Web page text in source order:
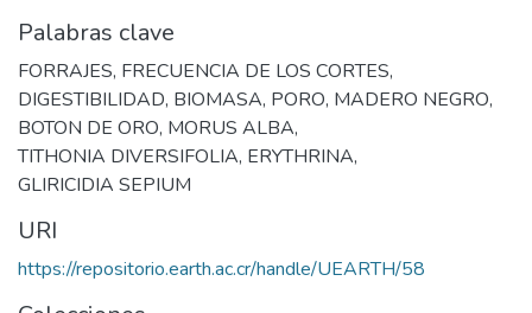
Palabras clave
FORRAJES, FRECUENCIA DE LOS CORTES,
DIGESTIBILIDAD, BIOMASA, PORO, MADERO NEGRO,
BOTON DE ORO, MORUS ALBA,
TITHONIA DIVERSIFOLIA, ERYTHRINA,
GLIRICIDIA SEPIUM
URI
https://repositorio.earth.ac.cr/handle/UEARTH/58